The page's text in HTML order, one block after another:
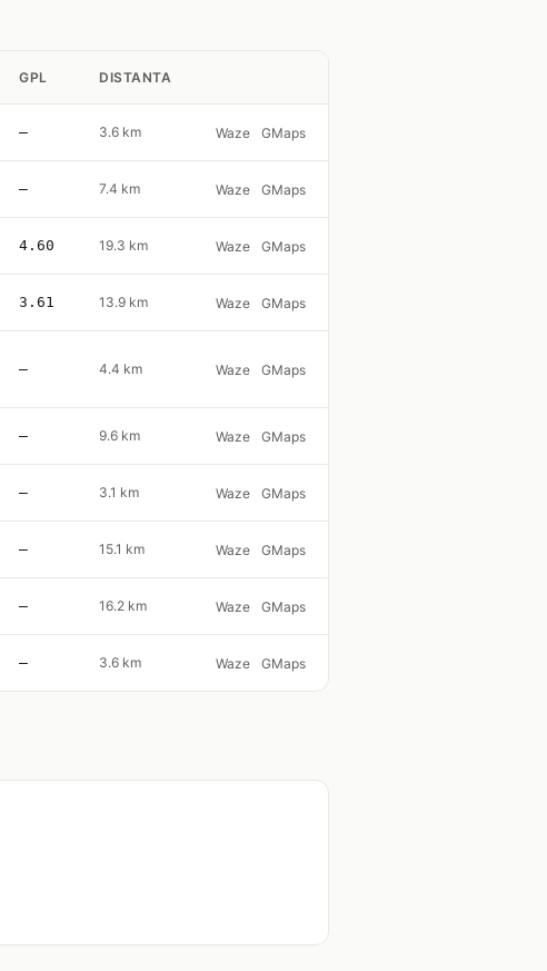
GPL DISTANTA
— 3.6 km Waze GMaps
— 7.4 km Waze GMaps
4.60 19.3 km Waze GMaps
3.61 13.9 km Waze GMaps
— 4.4 km Waze GMaps
— 9.6 km Waze GMaps
— 3.1 km Waze GMaps
— 15.1 km Waze GMaps
— 16.2 km Waze GMaps
— 3.6 km Waze GMaps